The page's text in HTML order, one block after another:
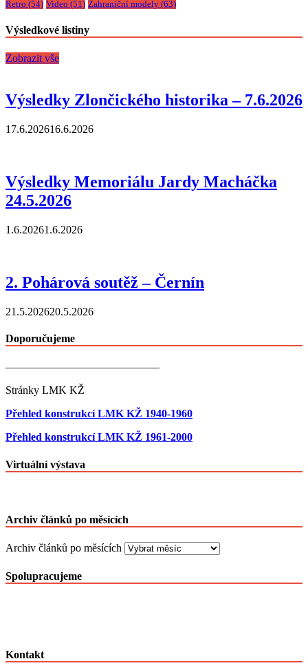
Retro (54) Video (51) Zahraniční modely (63)
Výsledkové listiny
Zobrazit vše
Výsledky Zlončického historika – 7.6.2026
17.6.202616.6.2026
Výsledky Memoriálu Jardy Macháčka
24.5.2026
1.6.20261.6.2026
2. Pohárová soutěž – Černín
21.5.202620.5.2026
Doporučujeme
——————————————
Stránky LMK KŽ
Přehled konstrukcí LMK KŽ 1940-1960
Přehled konstrukcí LMK KŽ 1961-2000
Virtuální výstava
Archiv článků po měsících
Archiv článků po měsících
Spolupracujeme
Kontakt